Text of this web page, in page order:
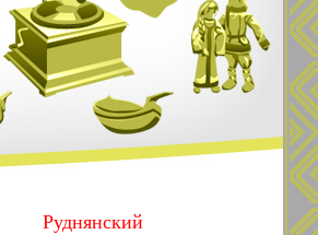
Руднянский